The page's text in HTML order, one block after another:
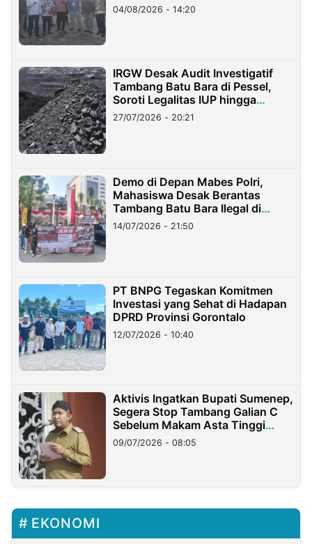
04/08/2026 - 14:20
IRGW Desak Audit Investigatif
Tambang Batu Bara di Pessel,
Soroti Legalitas IUP hingga
Stockpile
27/07/2026 - 20:21
Demo di Depan Mabes Polri,
Mahasiswa Desak Berantas
Tambang Batu Bara Ilegal di
Lampung
14/07/2026 - 21:50
PT BNPG Tegaskan Komitmen
Investasi yang Sehat di Hadapan
DPRD Provinsi Gorontalo
12/07/2026 - 10:40
Aktivis Ingatkan Bupati Sumenep,
Segera Stop Tambang Galian C
Sebelum Makam Asta Tinggi
Longsor
09/07/2026 - 08:05
EKONOMI